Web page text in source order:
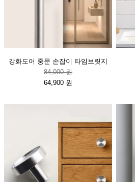
강화도어 중문 손잡이 타임브릿지
84,000 원
64,900 원